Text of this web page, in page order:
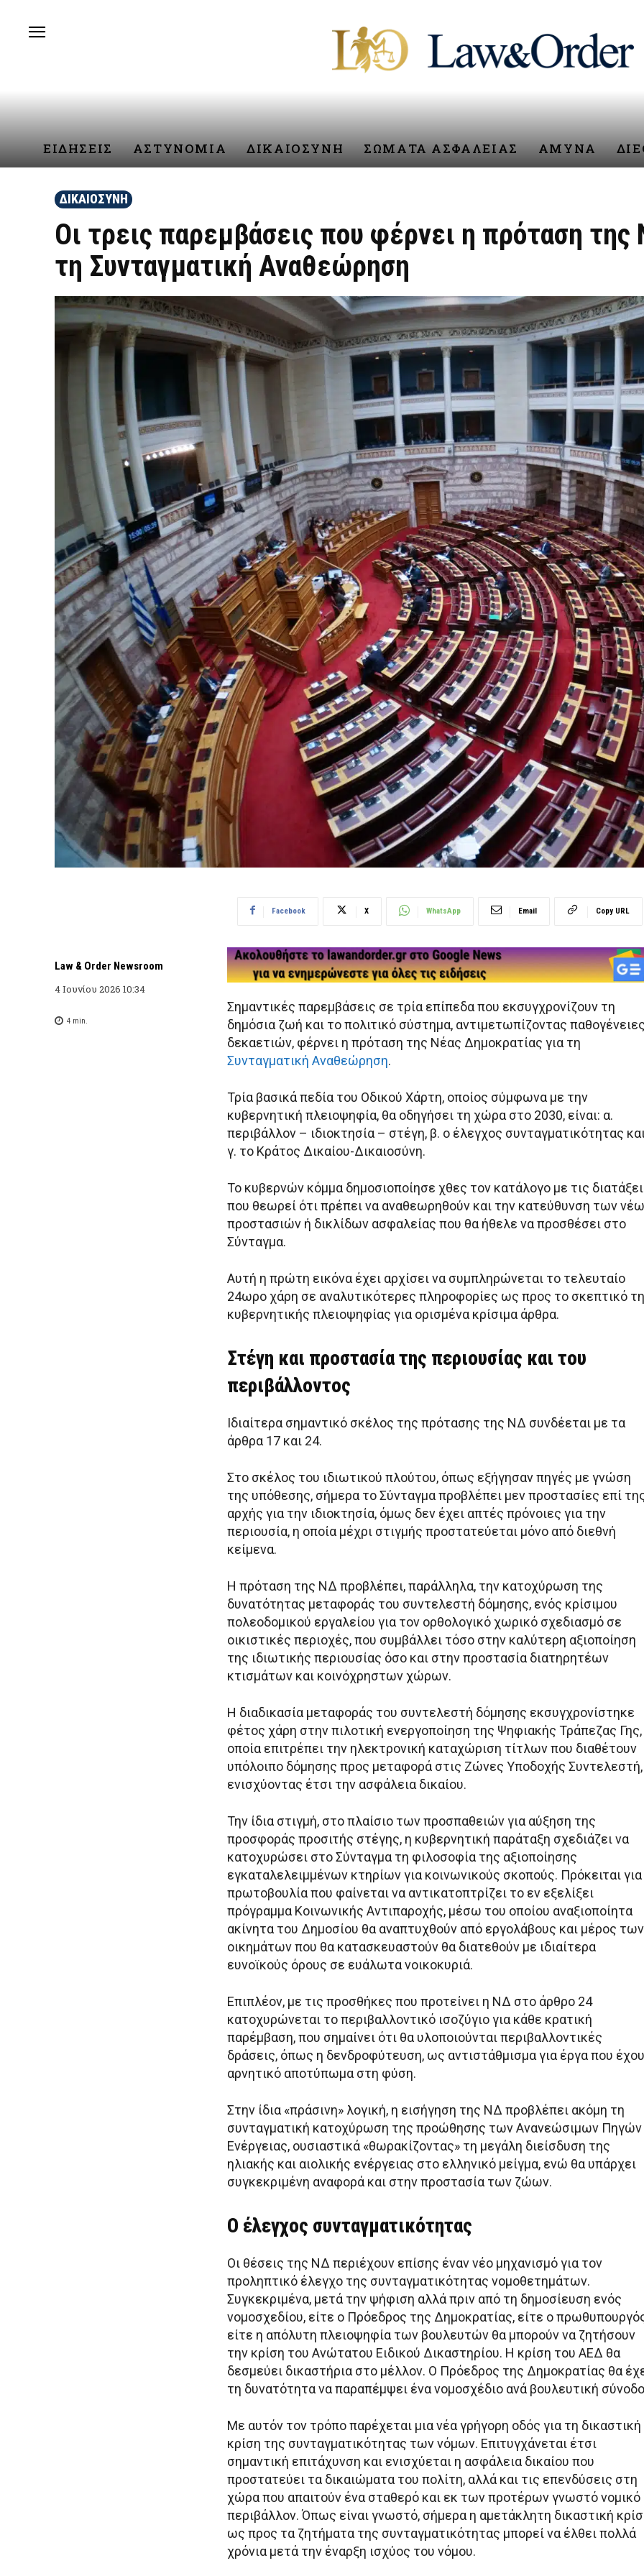
ΕΙΔΗΣΕΙΣ ΑΣΤΥΝΟΜΙΑ ΔΙΚΑΙΟΣΥΝΗ ΣΩΜΑΤΑ ΑΣΦΑΛΕΙΑΣ ΑΜΥΝΑ
ΔΙΚΑΙΟΣΥΝΗ
Οι τρεις παρεμβάσεις που φέρνει η πρόταση της
τη Συνταγματική Αναθεώρηση
Law & Order Newsroom
4 Ιουνίου 2026 10:34
4 min.
Facebook X WhatsApp Email Copy URL
Σημαντικές παρεμβάσεις σε τρία επίπεδα που εκσυγχρονίζουν τη
δημόσια ζωή και το πολιτικό σύστημα, αντιμετωπίζοντας παθογένειες
δεκαετιών, φέρνει η πρόταση της Νέας Δημοκρατίας για τη
Συνταγματική Αναθεώρηση.
Τρία βασικά πεδία του Οδικού Χάρτη, οποίος σύμφωνα με την
κυβερνητική πλειοψηφία, θα οδηγήσει τη χώρα στο 2030, είναι: α.
περιβάλλον – ιδιοκτησία – στέγη, β. ο έλεγχος συνταγματικότητας
γ. το Κράτος Δικαίου-Δικαιοσύνη.
Το κυβερνών κόμμα δημοσιοποίησε χθες τον κατάλογο με τις
που θεωρεί ότι πρέπει να αναθεωρηθούν και την κατεύθυνση των
προστασιών ή δικλίδων ασφαλείας που θα ήθελε να προσθέσει στο
Σύνταγμα.
Αυτή η πρώτη εικόνα έχει αρχίσει να συμπληρώνεται το τελευταίο
24ωρο χάρη σε αναλυτικότερες πληροφορίες ως προς το σκεπτικό
κυβερνητικής πλειοψηφίας για ορισμένα κρίσιμα άρθρα.
Στέγη και προστασία της περιουσίας και του
περιβάλλοντος
Ιδιαίτερα σημαντικό σκέλος της πρότασης της ΝΔ συνδέεται με τα
άρθρα 17 και 24.
Στο σκέλος του ιδιωτικού πλούτου, όπως εξήγησαν πηγές με γνώση
της υπόθεσης, σήμερα το Σύνταγμα προβλέπει μεν προστασίες επί
αρχής για την ιδιοκτησία, όμως δεν έχει απτές πρόνοιες για την
περιουσία, η οποία μέχρι στιγμής προστατεύεται μόνο από διεθνή
κείμενα.
Η πρόταση της ΝΔ προβλέπει, παράλληλα, την κατοχύρωση της
δυνατότητας μεταφοράς του συντελεστή δόμησης, ενός κρίσιμου
πολεοδομικού εργαλείου για τον ορθολογικό χωρικό σχεδιασμό σε
οικιστικές περιοχές, που συμβάλλει τόσο στην καλύτερη αξιοποίηση
της ιδιωτικής περιουσίας όσο και στην προστασία διατηρητέων
κτισμάτων και κοινόχρηστων χώρων.
Η διαδικασία μεταφοράς του συντελεστή δόμησης εκσυγχρονίστηκε
φέτος χάρη στην πιλοτική ενεργοποίηση της Ψηφιακής Τράπεζας Γης,
οποία επιτρέπει την ηλεκτρονική καταχώριση τίτλων που διαθέτουν
υπόλοιπο δόμησης προς μεταφορά στις Ζώνες Υποδοχής Συντελεστή,
ενισχύοντας έτσι την ασφάλεια δικαίου.
Την ίδια στιγμή, στο πλαίσιο των προσπαθειών για αύξηση της
προσφοράς προσιτής στέγης, η κυβερνητική παράταξη σχεδιάζει να
κατοχυρώσει στο Σύνταγμα τη φιλοσοφία της αξιοποίησης
εγκαταλελειμμένων κτηρίων για κοινωνικούς σκοπούς. Πρόκειται για
πρωτοβουλία που φαίνεται να αντικατοπτρίζει το εν εξελίξει
πρόγραμμα Κοινωνικής Αντιπαροχής, μέσω του οποίου αναξιοποίητα
ακίνητα του Δημοσίου θα αναπτυχθούν από εργολάβους και μέρος των
οικημάτων που θα κατασκευαστούν θα διατεθούν με ιδιαίτερα
ευνοϊκούς όρους σε ευάλωτα νοικοκυριά.
Επιπλέον, με τις προσθήκες που προτείνει η ΝΔ στο άρθρο 24
κατοχυρώνεται το περιβαλλοντικό ισοζύγιο για κάθε κρατική
παρέμβαση, που σημαίνει ότι θα υλοποιούνται περιβαλλοντικές
δράσεις, όπως η δενδροφύτευση, ως αντιστάθμισμα για έργα που
αρνητικό αποτύπωμα στη φύση.
Στην ίδια «πράσινη» λογική, η εισήγηση της ΝΔ προβλέπει ακόμη τη
συνταγματική κατοχύρωση της προώθησης των Ανανεώσιμων Πηγών
Ενέργειας, ουσιαστικά «θωρακίζοντας» τη μεγάλη διείσδυση της
ηλιακής και αιολικής ενέργειας στο ελληνικό μείγμα, ενώ θα υπάρχει
συγκεκριμένη αναφορά και στην προστασία των ζώων.
O έλεγχος συνταγματικότητας
Οι θέσεις της ΝΔ περιέχουν επίσης έναν νέο μηχανισμό για τον
προληπτικό έλεγχο της συνταγματικότητας νομοθετημάτων.
Συγκεκριμένα, μετά την ψήφιση αλλά πριν από τη δημοσίευση ενός
νομοσχεδίου, είτε ο Πρόεδρος της Δημοκρατίας, είτε ο
είτε η απόλυτη πλειοψηφία των βουλευτών θα μπορούν να ζητήσουν
την κρίση του Ανώτατου Ειδικού Δικαστηρίου. Η κρίση του ΑΕΔ θα
δεσμεύει δικαστήρια στο μέλλον. Ο Πρόεδρος της Δημοκρατίας θα
τη δυνατότητα να παραπέμψει ένα νομοσχέδιο ανά βουλευτική
Με αυτόν τον τρόπο παρέχεται μια νέα γρήγορη οδός για τη δικαστική
κρίση της συνταγματικότητας των νόμων. Επιτυγχάνεται έτσι
σημαντική επιτάχυνση και ενισχύεται η ασφάλεια δικαίου που
προστατεύει τα δικαιώματα του πολίτη, αλλά και τις επενδύσεις στη
χώρα που απαιτούν ένα σταθερό και εκ των προτέρων γνωστό νομικό
περιβάλλον. Όπως είναι γνωστό, σήμερα η αμετάκλητη δικαστική
ως προς τα ζητήματα της συνταγματικότητας μπορεί να έλθει πολλά
χρόνια μετά την έναρξη ισχύος του νόμου.